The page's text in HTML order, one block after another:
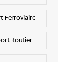
Ferroviaire
Routier